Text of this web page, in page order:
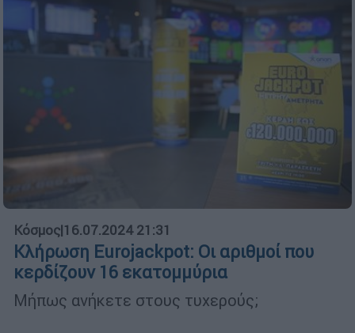
Κόσμος|16.07.2024 21:31
Κλήρωση Eurojackpot: Οι αριθμοί που
κερδίζουν 16 εκατομμύρια
Μήπως ανήκετε στους τυχερούς;